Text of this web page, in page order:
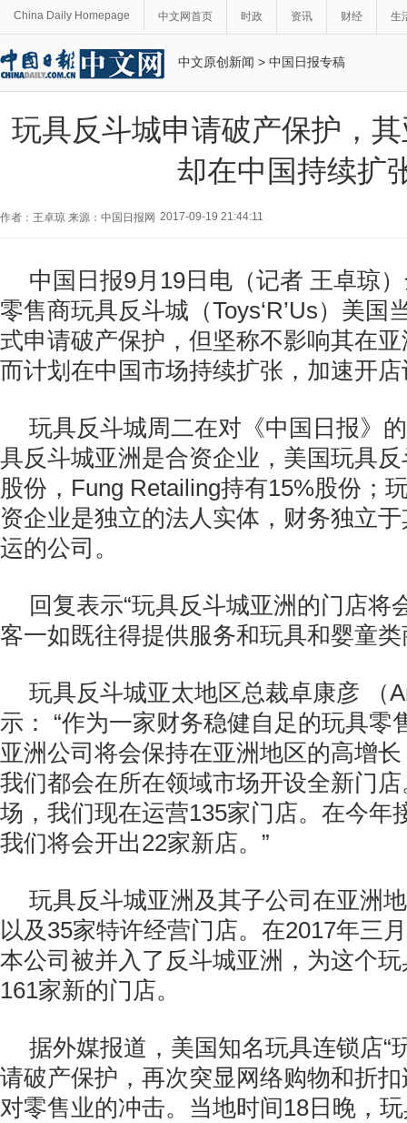
China Daily Homepage 中文网首页 时政 资讯 财经 生
中文原创新闻 > 中国日报专稿
玩具反斗城申请破产保护，
却在中国持续扩
作者：王卓琼 来源：中国日报网 2017-09-19 21:44:11
中国日报9月19日电（记者 王卓琼
零售商玩具反斗城（Toys‘R’Us）美国
式申请破产保护，但坚称不影响其在
而计划在中国市场持续扩张，加速开
玩具反斗城周二在对《中国日报》
具反斗城亚洲是合资企业，美国玩具
股份，Fung Retailing持有15%股份；
资企业是独立的法人实体，财务独立
运的公司。
回复表示“玩具反斗城亚洲的门店将
客一如既往得提供服务和玩具和婴童类
玩具反斗城亚太地区总裁卓康彦 （
示： “作为一家财务稳健自足的玩具零
亚洲公司将会保持在亚洲地区的高增
我们都会在所在领域市场开设全新门
场，我们现在运营135家门店。在今年
我们将会开出22家新店。”
玩具反斗城亚洲及其子公司在亚洲
以及35家特许经营门店。在2017年三
本公司被并入了反斗城亚洲，为这个
161家新的门店。
据外媒报道，美国知名玩具连锁店“
请破产保护，再次突显网络购物和折
对零售业的冲击。当地时间18日晚，